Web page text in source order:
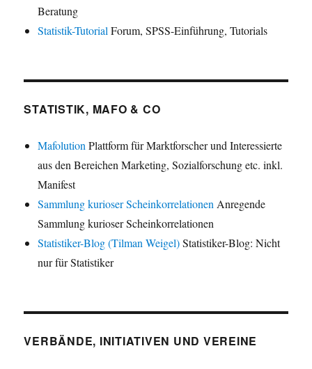
Beratung
Statistik-TutorialForum, SPSS-Einführung, Tutorials
STATISTIK, MAFO & CO
MafolutionPlattform für Marktforscher und Interessierte
aus den Bereichen Marketing, Sozialforschung etc. inkl.
Manifest
Sammlung kurioser ScheinkorrelationenAnregende
Sammlung kurioser Scheinkorrelationen
Statistiker-Blog (Tilman Weigel)Statistiker-Blog: Nicht
nur für Statistiker
VERBÄNDE, INITIATIVEN UND VEREINE